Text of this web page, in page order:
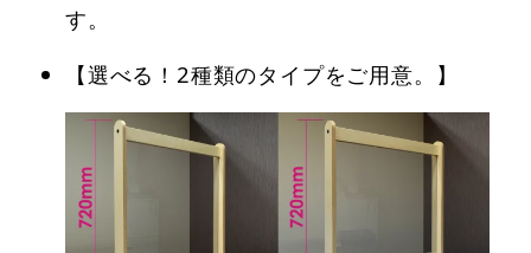
す。
【選べる！2種類のタイプをご用意。】